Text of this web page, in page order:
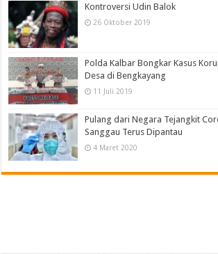
Kontroversi Udin Balok
26 Oktober 2019
Polda Kalbar Bongkar Kasus
Desa di Bengkayang
11 Juli 2019
Pulang dari Negara Tejangkit
Sanggau Terus Dipantau
4 Maret 2020